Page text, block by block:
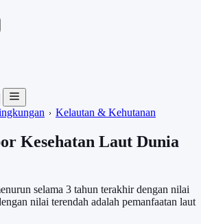
Kelautan & Kehutanan
Kesehatan Laut Dunia
selama 3 tahun terakhir dengan nilai
nilai terendah adalah pemanfaatan laut